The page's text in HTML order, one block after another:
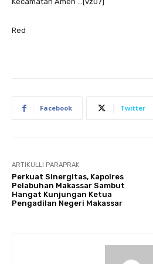
Red
Facebook Twitter
ARTIKULLI PARAPRAK
Perkuat Sinergitas, Kapolres
Pelabuhan Makassar Sambut
Hangat Kunjungan Ketua
Pengadilan Negeri Makassar